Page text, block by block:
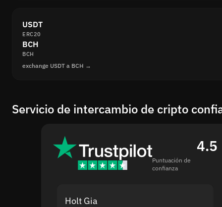
USDT
ERC20
BCH
BCH
exchange USDT a BCH →
Servicio de intercambio de cripto
4.5
Puntuación de
confianza
Holt Gia